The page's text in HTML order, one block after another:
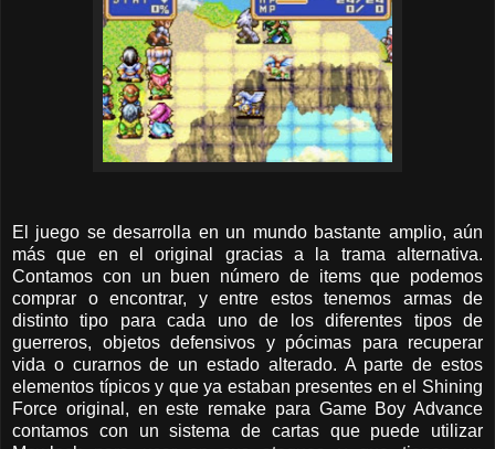
El juego se desarrolla en un mundo bastante amplio, aún
más que en el original gracias a la trama alternativa.
Contamos con un buen número de items que podemos
comprar o encontrar, y entre estos tenemos armas de
distinto tipo para cada uno de los diferentes tipos de
guerreros, objetos defensivos y pócimas para recuperar
vida o curarnos de un estado alterado. A parte de estos
elementos típicos y que ya estaban presentes en el Shining
Force original, en este remake para Game Boy Advance
contamos con un sistema de cartas que puede utilizar